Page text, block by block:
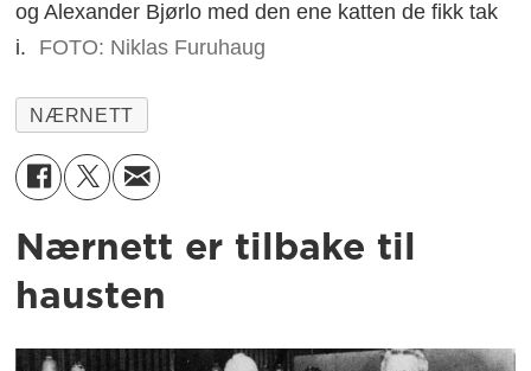
og Alexander Bjørlo med den ene katten de fikk tak
i.
FOTO: Niklas Furuhaug
NÆRNETT
Nærnett er tilbake til
hausten